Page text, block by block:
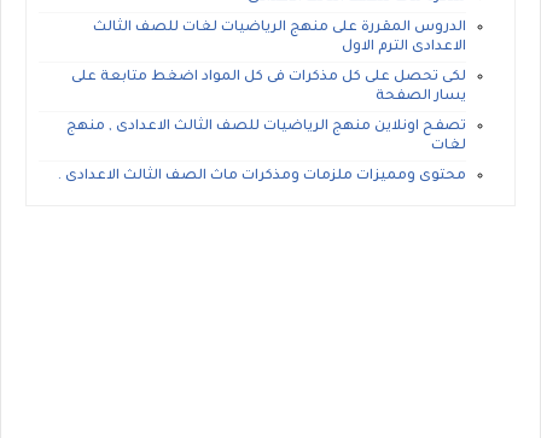
الدروس المقررة على منهج الرياضيات لغات للصف الثالث
الاعدادى الترم الاول
لكى تحصل على كل مذكرات فى كل المواد اضغط متابعة على
يسار الصفحة
تصفح اونلاين منهج الرياضيات للصف الثالث الاعدادى , منهج
لغات
محتوى ومميزات ملزمات ومذكرات ماث الصف الثالث الاعدادى .